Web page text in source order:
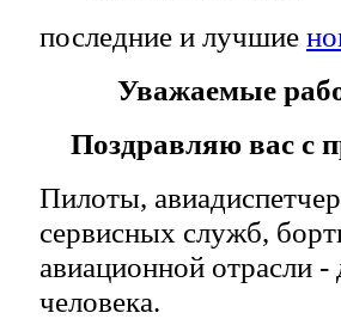
последние и лучшие
Уважаемые
Поздравляю вас с
Пилоты,
сервисных служб,
авиационной отрасли
человека.